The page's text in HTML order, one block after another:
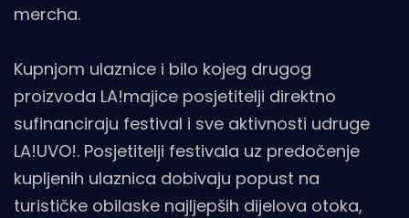
mercha.
Kupnjom ulaznice i bilo kojeg drugog
proizvoda LA!majice posjetitelji direktno
sufinanciraju festival i sve aktivnosti udruge
LA!UVO!. Posjetitelji festivala uz predočenje
kupljenih ulaznica dobivaju popust na
turističke obilaske najljepših dijelova otoka,